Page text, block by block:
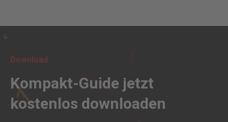
Download
Kompakt-Guide jetzt
kostenlos downloaden